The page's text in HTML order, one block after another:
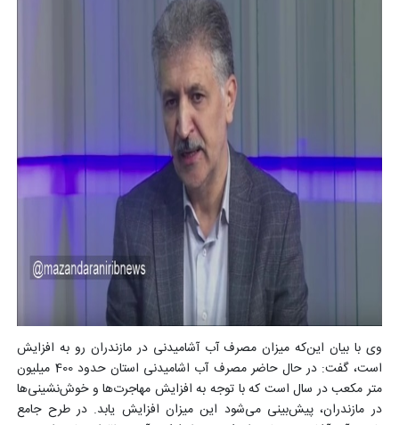
وی با بیان این‌که میزان مصرف آب آشامیدنی در مازندران رو به افزایش
است، گفت: در حال حاضر مصرف آب اشامیدنی استان حدود 400 میلیون
متر مکعب در سال است که با توجه به افزایش مهاجرت‌ها و خوش‌نشینی‌ها
در مازندران، پیش‌بینی می‌شود این میزان افزایش یابد. در طرح جامع